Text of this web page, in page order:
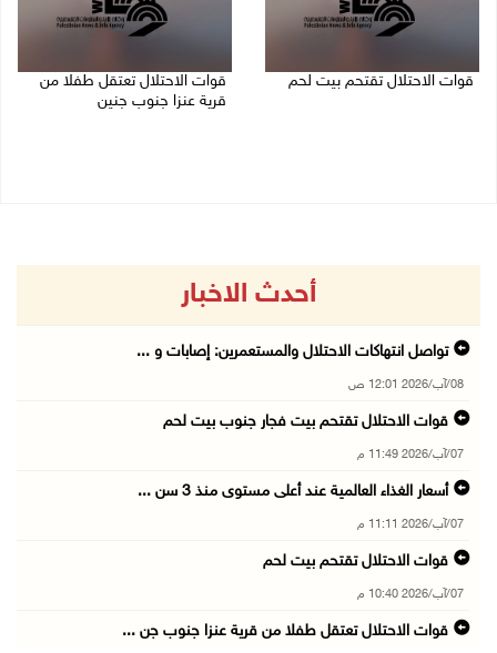
قوات الاحتلال تقتحم بيت لحم
قوات الاحتلال تعتقل طفلا من
قرية عنزا جنوب جنين
أحدث الاخبار
تواصل انتهاكات الاحتلال والمستعمرين: إصابات و ...
08/آب/2026 12:01 ص
قوات الاحتلال تقتحم بيت فجار جنوب بيت لحم
07/آب/2026 11:49 م
أسعار الغذاء العالمية عند أعلى مستوى منذ 3 سن ...
07/آب/2026 11:11 م
قوات الاحتلال تقتحم بيت لحم
07/آب/2026 10:40 م
قوات الاحتلال تعتقل طفلا من قرية عنزا جنوب جن ...